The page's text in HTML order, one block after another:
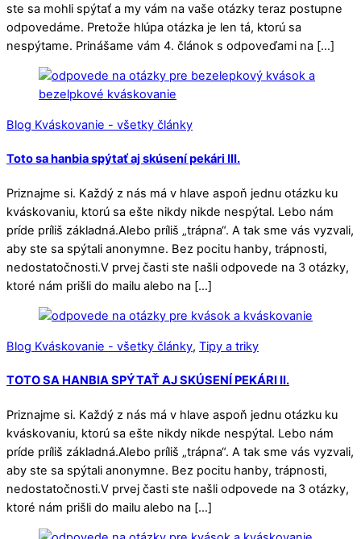
ste sa mohli spýtať a my vám na vaše otázky teraz postupne
odpovedáme. Pretože hlúpa otázka je len tá, ktorú sa
nespýtame. Prinášame vám 4. článok s odpoveďami na […]
Blog Kváskovanie - všetky články
Toto sa hanbia spýtať aj skúsení pekári III.
Priznajme si. Každý z nás má v hlave aspoň jednu otázku ku
kváskovaniu, ktorú sa ešte nikdy nikde nespýtal. Lebo nám
príde príliš základná.Alebo príliš „trápna“. A tak sme vás vyzvali,
aby ste sa spýtali anonymne. Bez pocitu hanby, trápnosti,
nedostatočnosti.V prvej časti ste našli odpovede na 3 otázky,
ktoré nám prišli do mailu alebo na […]
Blog Kváskovanie - všetky články, Tipy a triky
TOTO SA HANBIA SPÝTAŤ AJ SKÚSENÍ PEKÁRI II.
Priznajme si. Každý z nás má v hlave aspoň jednu otázku ku
kváskovaniu, ktorú sa ešte nikdy nikde nespýtal. Lebo nám
príde príliš základná.Alebo príliš „trápna“. A tak sme vás vyzvali,
aby ste sa spýtali anonymne. Bez pocitu hanby, trápnosti,
nedostatočnosti.V prvej časti ste našli odpovede na 3 otázky,
ktoré nám prišli do mailu alebo na […]